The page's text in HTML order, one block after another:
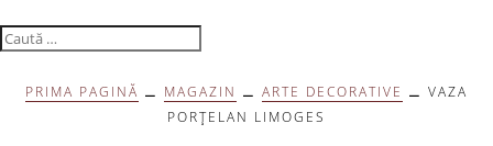
PRIMA PAGINĂ ⚊ MAGAZIN ⚊ ARTE DECORATIVE ⚊ VAZA
PORȚELAN LIMOGES